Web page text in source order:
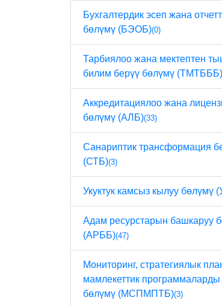
Бухгалтердик эсеп жана
бөлүмү (БЭОБ)(0)
Тарбиялоо жана мектептен
билим берүү бөлүмү (ТМТБББ)
Аккредитациялоо жана
бөлүмү (АЛБ)(33)
Санариптик трансформация
(СТБ)(3)
Укуктук камсыз кылуу бөлүмү
Адам ресурстарын башкаруу
(АРББ)(47)
Мониторинг, стратегиялык
мамлекеттик программаларды
бөлүмү (МСПМПТБ)(3)